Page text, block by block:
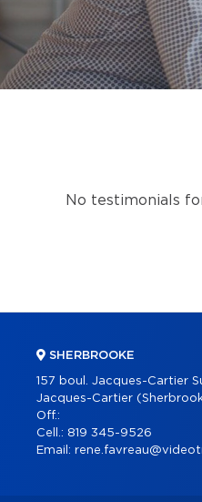
No testimonials
SHERBROOKE
157 boul. Jacques-Cartier
Jacques-Cartier
Off.:
Cell.: 819 345-9526
Email: